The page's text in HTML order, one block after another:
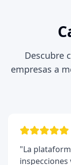
Descubre
empresas a
"La
inspecciones